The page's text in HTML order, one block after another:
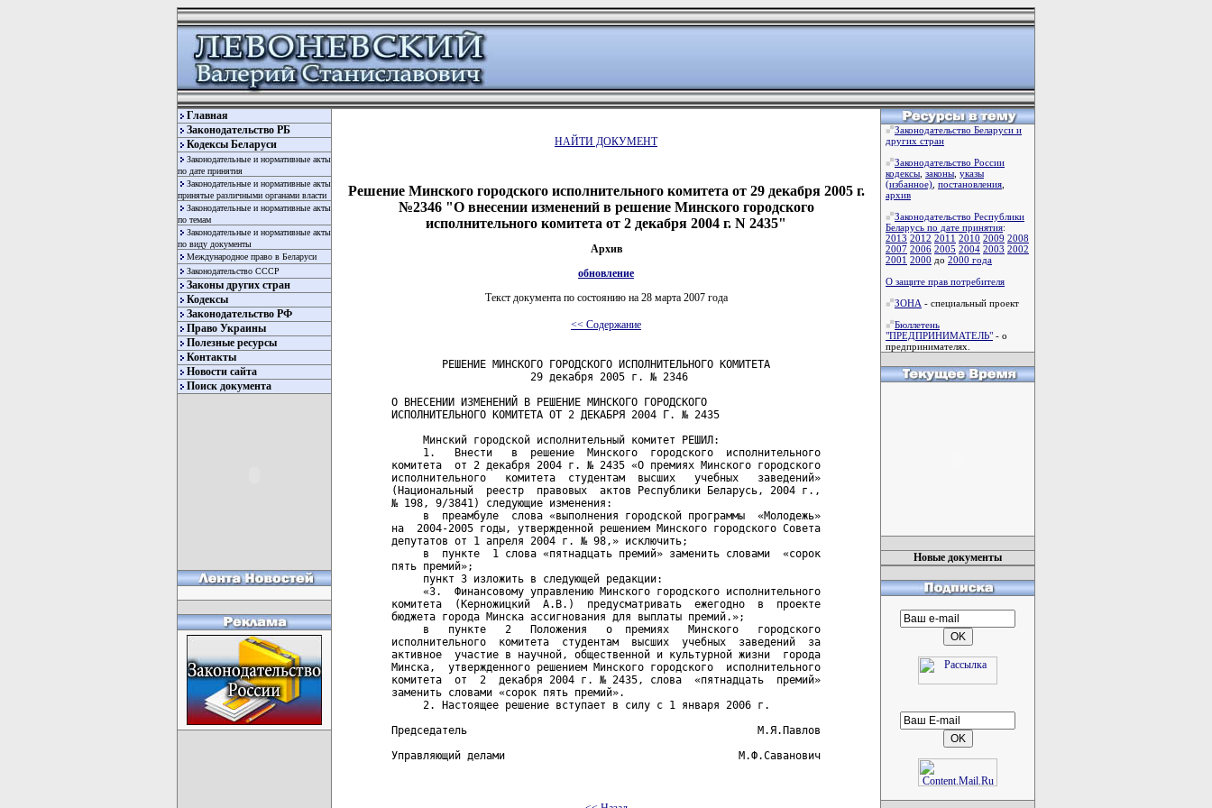
Главная
Законодательство РБ
Кодексы Беларуси
Законодательные и нормативные акты
по дате принятия
Законодательные и нормативные акты
принятые различными органами власти
Законодательные и нормативные акты
по темам
Законодательные и нормативные акты
по виду документы
Международное право в Беларуси
Законодательство СССР
Законы других стран
Кодексы
Законодательство РФ
Право Украины
Полезные ресурсы
Контакты
Новости сайта
Поиск документа
НАЙТИ ДОКУМЕНТ
Решение Минского городского исполнительного комитета от 29 декабря 2005 г.
№2346 "О внесении изменений в решение Минского городского
исполнительного комитета от 2 декабря 2004 г. N 2435"
Архив
обновление
Текст документа по состоянию на 28 марта 2007 года
<< Содержание
        РЕШЕНИЕ МИНСКОГО ГОРОДСКОГО ИСПОЛНИТЕЛЬНОГО КОМИТЕТА
                      29 декабря 2005 г. № 2346
О ВНЕСЕНИИ ИЗМЕНЕНИЙ В РЕШЕНИЕ МИНСКОГО ГОРОДСКОГО
ИСПОЛНИТЕЛЬНОГО КОМИТЕТА ОТ 2 ДЕКАБРЯ 2004 Г. № 2435
     Минский городской исполнительный комитет РЕШИЛ:
     1.   Внести   в  решение  Минского  городского  исполнительного
комитета  от 2 декабря 2004 г. № 2435 «О премиях Минского городского
исполнительного   комитета  студентам  высших   учебных   заведений»
(Национальный  реестр  правовых  актов Республики Беларусь, 2004 г.,
№ 198, 9/3841) следующие изменения:
     в  преамбуле  слова «выполнения городской программы  «Молодежь»
на  2004-2005 годы, утвержденной решением Минского городского Совета
депутатов от 1 апреля 2004 г. № 98,» исключить;
     в  пункте  1 слова «пятнадцать премий» заменить словами  «сорок
пять премий»;
     пункт 3 изложить в следующей редакции:
     «3.  Финансовому управлению Минского городского исполнительного
комитета  (Керножицкий  А.В.)  предусматривать  ежегодно  в  проекте
бюджета города Минска ассигнования для выплаты премий.»;
     в   пункте   2   Положения   о  премиях   Минского   городского
исполнительного  комитета  студентам  высших  учебных  заведений  за
активное  участие в научной, общественной и культурной жизни  города
Минска,  утвержденного решением Минского городского  исполнительного
комитета  от  2  декабря 2004 г. № 2435, слова  «пятнадцать  премий»
заменить словами «сорок пять премий».
     2. Настоящее решение вступает в силу с 1 января 2006 г.
Председатель                                              М.Я.Павлов
Управляющий делами                                     М.Ф.Саванович
Законодательство Беларуси и
других стран
Законодательство России
кодексы законы указы
(избанное) постановления
архив
Законодательство Республики
Беларусь по дате принятия:
2013 2012 2011 2010 2009 2008
2007 2006 2005 2004 2003 2002
2001 2000 до 2000 года
О защите прав потребителя
ЗОНА - специальный проект
Бюллетень
"ПРЕДПРИНИМАТЕЛЬ" - о
предпринимателях.
Новые документы